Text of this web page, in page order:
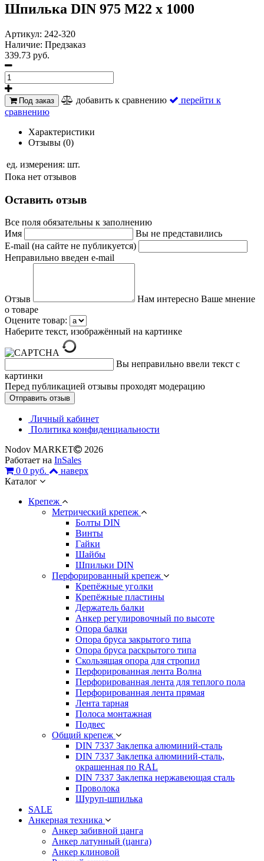
Шпилька DIN 975 M22 х 1000
Артикул: 242-320
Наличие: Предзаказ
339.73 руб.
Под заказ добавить к сравнению
перейти к
сравнению
Характеристики
Отзывы (0)
ед. измерения: шт.
Пока нет отзывов
Оставить отзыв
Все поля обязательны к заполнению
Имя
Вы не представились
E-mail (на сайте не публикуется)
Неправильно введен e-mail
Отзыв
Нам интересно Ваше мнение
о товаре
Оцените товар:
Наберите текст, изображённый на картинке
Вы неправильно ввели текст с
картинки
Перед публикацией отзывы проходят модерацию
Личный кабинет
Политика конфиденциальности
Nodov MARKET
2026
Работает на InSales
0 0 руб.
наверх
Каталог
Крепеж
Метрический крепеж
Болты DIN
Винты
Гайки
Шайбы
Шпильки DIN
Перфорированный крепеж
Крепёжные уголки
Крепёжные пластины
Держатель балки
Анкер регулировочный по высоте
Опора балки
Опора бруса закрытого типа
Опора бруса раскрытого типа
Скользящая опора для стропил
Перфорированная лента Волна
Перфорированная лента для теплого пола
Перфорированная лента прямая
Лента тарная
Полоса монтажная
Подвес
Общий крепеж
DIN 7337 Заклепка алюминий-сталь
DIN 7337 Заклепка алюминий-сталь,
окрашенная по RAL
DIN 7337 Заклепка нержавеющая сталь
Проволока
Шуруп-шпилька
SALE
Анкерная техника
Анкер забивной цанга
Анкер латунный (цанга)
Анкер клиновой